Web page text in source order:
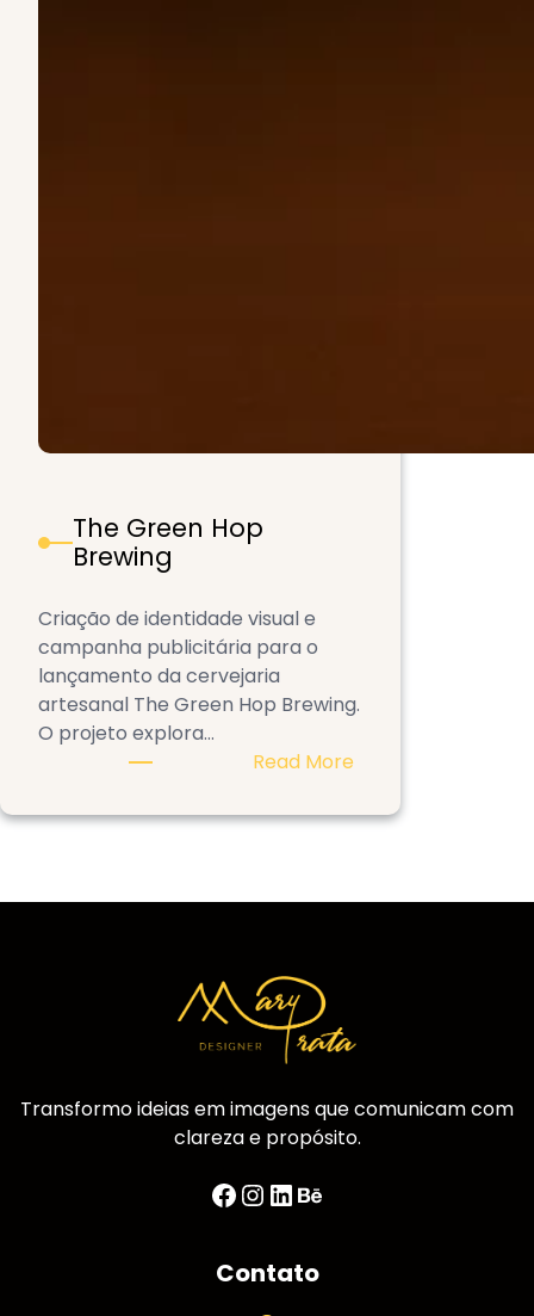
The Green Hop
Brewing
Criação de identidade visual e
campanha publicitária para o
lançamento da cervejaria
artesanal The Green Hop Brewing.
O projeto explora…
Read More:
Green
Transformo ideias em imagens que comunicam com
clareza e propósito.
Facebook InstagramLinkedIn Behance
Contato